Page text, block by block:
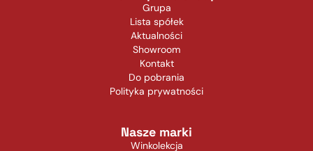
Grupa
Lista spółek
Aktualności
Showroom
Kontakt
Do pobrania
Polityka prywatności
Nasze marki
Winkolekcja